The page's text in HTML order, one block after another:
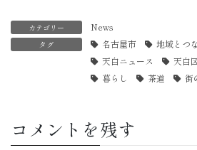
カテゴリー News
タグ 名古屋市 地域とつ
天白ニュース
天白
暮らし
茶道 街
コメントを残す